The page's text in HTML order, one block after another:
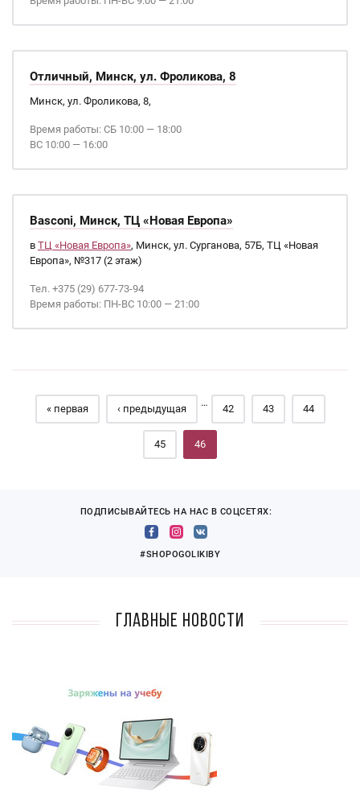
Отличный, Минск, ул. Фроликова, 8
Минск, ул. Фроликова, 8,
Время работы: СБ 10:00 — 18:00
ВС 10:00 — 16:00
Basconi, Минск, ТЦ «Новая Европа»
в ТЦ «Новая Европа», Минск, ул. Сурганова, 57Б, ТЦ «Новая
Европа», №317 (2 этаж)
Тел. +375 (29) 677-73-94
Время работы: ПН-ВС 10:00 — 21:00
Страницы
« первая ‹ предыдущая
…
42 43 44
45 46
ПОДПИСЫВАЙТЕСЬ НА НАС В СОЦСЕТЯХ:
#SHOPOGOLIKIBY
Главные новости